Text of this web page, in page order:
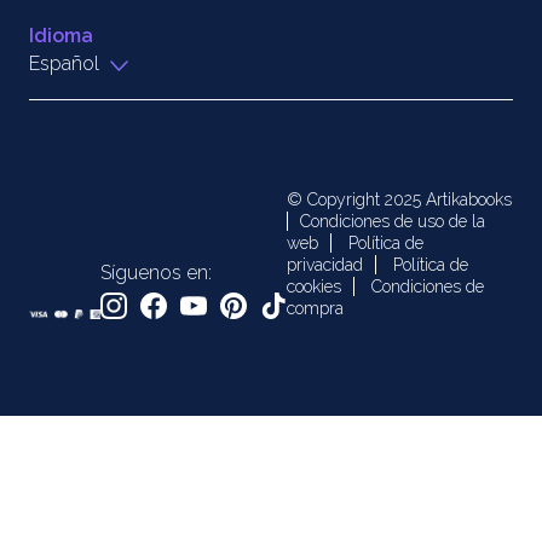
Idioma
Español
Síguenos en:
© Copyright 2025 Artikabooks
Condiciones de uso de la
web
Política de
privacidad
Política de
cookies
Condiciones de
compra